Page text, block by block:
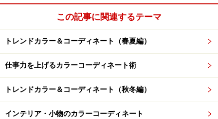
その人に似合う色を診断するパーソナルカラーでは、日
焼けしやすいかどうかを判定の指針のひとつとしていま
す。日焼けしやすい肌は、メラニンの量が多く、日焼け
しにくい肌は、メラニンの量が少ないことが明らかにな
っています。
一般に、日焼けしやすい肌（メラニンの量が多い）は、
オータムタイプやウィンタータイプに分類されます。と
この記事に関連するテーマ
トレンドカラー＆コーディネート（春夏編）
仕事力を上げるカラーコーディネート術
トレンドカラー＆コーディネート（秋冬編）
インテリア・小物のカラーコーディネート